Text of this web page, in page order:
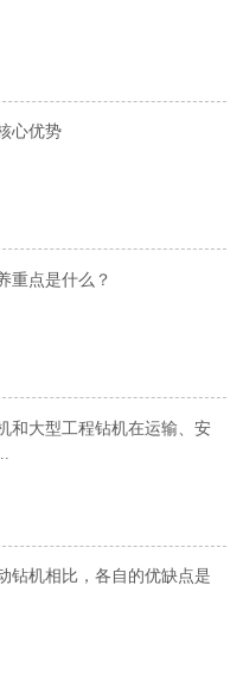
心优势
重点是什么？
和大型工程钻机在运输、安
钻机相比，各自的优缺点是